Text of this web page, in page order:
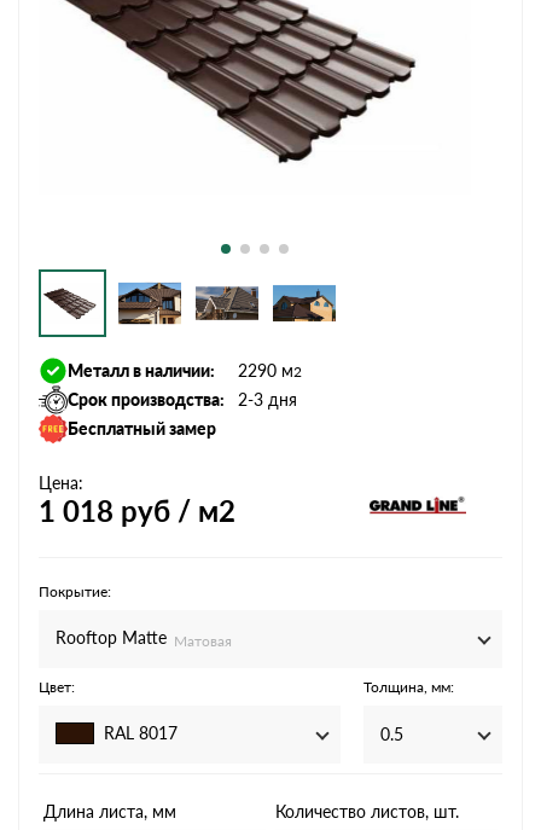
Металл в наличии: 2290 м2
Срок производства:
2-3 дня
Бесплатный замер
Цена:
1 018 руб / м2
Покрытие:
Rooftop Matte Матовая
Цвет:
RAL 8017
Толщина, мм:
0.5
Длина листа, мм Количество листов, шт.